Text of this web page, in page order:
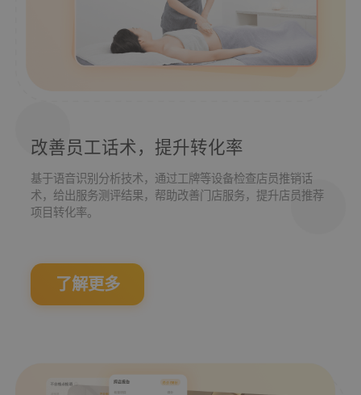
改善员工话术，提升转化率
基于语音识别分析技术，通过工牌等设备检查店员推销话
术，给出服务测评结果，帮助改善门店服务，提升店员推荐
项目转化率。
了解更多